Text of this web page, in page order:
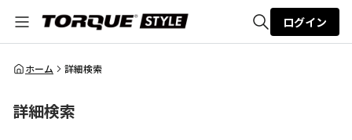
全体検索
ログイン
ホーム 詳細検索
詳細検索